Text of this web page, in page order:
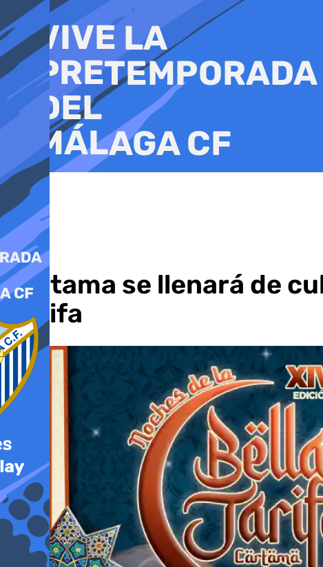
al
contenido
Cártama se llenará de
Jarifa